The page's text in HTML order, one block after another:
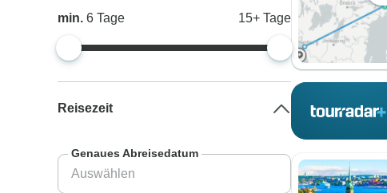
min.6Tage 15+ Tage
Reisezeit
Genaues Abreisedatum